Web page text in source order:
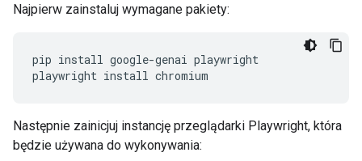
Najpierw zainstaluj wymagane pakiety:
pip install google-genai playwright
playwright install
Następnie zainicjuj instancję przeglądarki Playwright, która
będzie używana do wykonywania: